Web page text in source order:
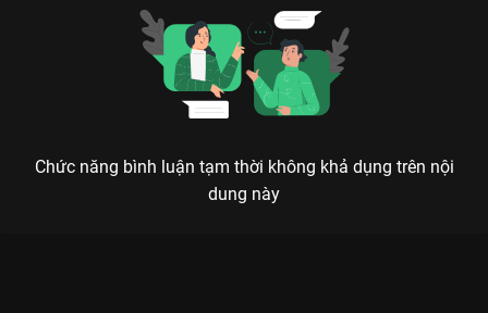
Chức năng bình luận tạm thời không khả dụng trên nội
dung này